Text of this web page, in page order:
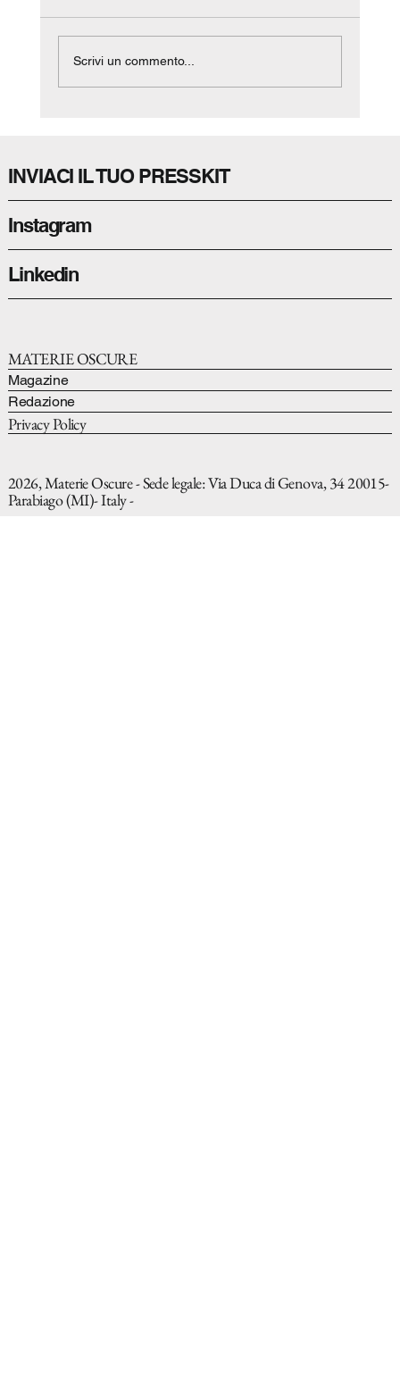
Scrivi un commento...
INVIACI IL TUO PRESSKIT
Instagram
Linkedin
MATERIE OSCURE
Magazine
Redazione
Privacy Policy
2026, Materie Oscure - Sede legale: Via Duca di Genova, 34 20015-
Parabiago (MI)- Italy -